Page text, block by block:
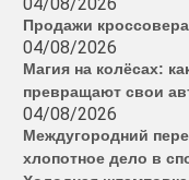
Продажи
04/08/2026
Магия на колёсах:
превращают свои
04/08/2026
Междугородний
хлопотное дело в